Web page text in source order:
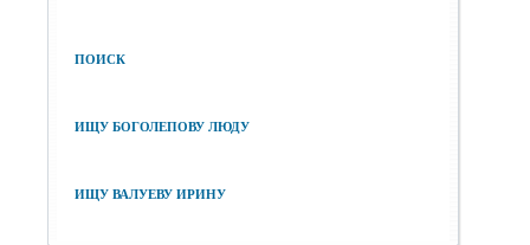
ПОИСК
ИЩУ БОГОЛЕПОВУ ЛЮДУ
ИЩУ ВАЛУЕВУ ИРИНУ